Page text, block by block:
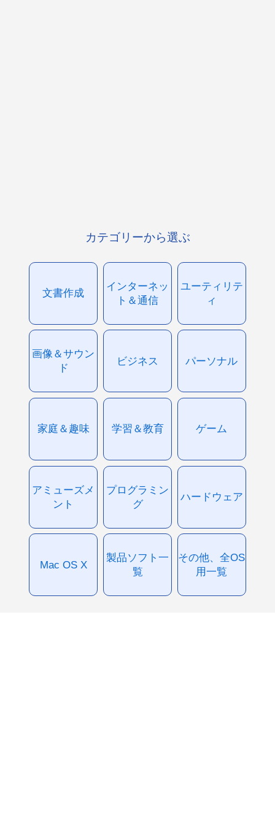
カテゴリーから選ぶ
文書作成
インターネッ
ト＆通信
ユーティリテ
ィ
画像＆サウン
ド
ビジネス パーソナル
家庭＆趣味 学習＆教育 ゲーム
アミューズメ
ント
プログラミン
グ
ハードウェア
Mac OS X
製品ソフト一
覧
その他、全OS
用一覧